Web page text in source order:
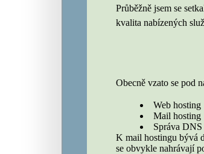
Průběžně jsem se
kvalita nabízených
Obecně vzato se pod
Web hosting
Mail hosting
Správa DNS
K mail hostingu bývá
se obvykle nahrávají